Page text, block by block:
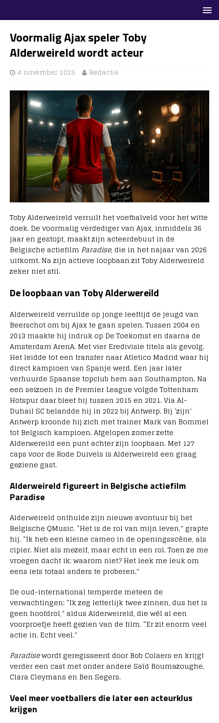
Voormalig Ajax speler Toby
Alderweireld wordt acteur
4 november 2025 Redactie
Toby Alderweireld verruilt het voetbalveld voor het witte
doek. De voormalig verdediger van Ajax, inmiddels 36
jaar en gestopt, maakt zijn acteerdebuut in de
Belgische actiefilm Paradise, die in het najaar van 2026
uitkomt. Na zijn actieve loopbaan zit Toby Alderweireld
zeker niet stil.
De loopbaan van Toby Alderwereild
Alderweireld verruilde op jonge leeftijd de jeugd van
Beerschot om bij Ajax te gaan spelen. Tussen 2004 en
2013 maakte hij indruk op De Toekomst en daarna de
Amsterdam ArenA. Met vier Eredivisie titels als gevolg.
Het leidde tot een transfer naar Atletico Madrid waar hij
direct kampioen van Spanje werd. Een jaar later
verhuurde Spaanse topclub hem aan Southampton. Na
een seizoen in de Premier League volgde Tottenham
Hotspur daar bleef hij tussen 2015 en 2021. Via Al-
Duhail SC belandde hij in 2022 bij Antwerp. Bij ‘zijn’
Antwerp kroonde hij zich met trainer Mark van Bommel
tot Belgisch kampioen. Afgelopen zomer zette
Alderwereild een punt achter zijn loopbaan. Met 127
caps voor de Rode Duivels is Alderweireld een graag
geziene gast.
Alderweireld figureert in Belgische actiefilm
Paradise
Alderweireld onthulde zijn nieuwe avontuur bij het
Belgische QMusic. “Het is de rol van mijn leven,” grapte
hij. “Ik heb een kleine cameo in de openingsscène, als
cipier. Niet als mezelf, maar echt in een rol. Toen ze me
vroegen dacht ik: waarom niet? Het leek me leuk om
eens iets totaal anders te proberen.”
De oud-international temperde meteen de
verwachtingen: “Ik zeg letterlijk twee zinnen, dus het is
geen hoofdrol,” aldus Alderweireld, die wél al een
voorproefje heeft gezien van de film. “Er zit enorm veel
actie in. Echt veel.”
Paradisewordt geregisseerd door Bob Colaers en krijgt
verder een cast met onder andere Saïd Boumazoughe,
Clara Cleymans en Ben Segers.
Veel meer voetballers die later een acteurklus
krijgen